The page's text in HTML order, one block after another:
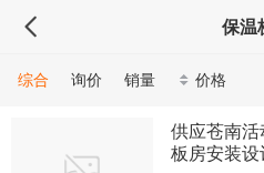
保温
综合 询价 销量 价格
供应苍南
板房安装设